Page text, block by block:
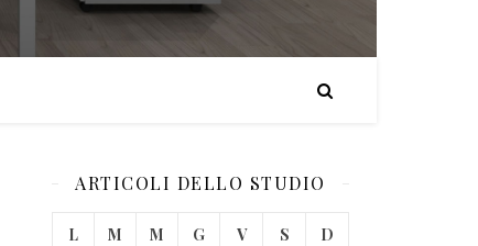
ARTICOLI DELLO STUDIO
L M M G V S D